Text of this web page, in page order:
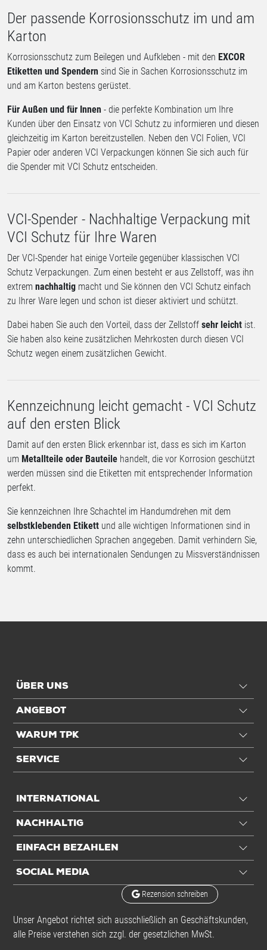
Der passende Korrosionsschutz im und am
Karton
Korrosionsschutz zum Beilegen und Aufkleben - mit den EXCOR
Etiketten und Spendern sind Sie in Sachen Korrosionsschutz im
und am Karton bestens gerüstet.
Für Außen und für Innen - die perfekte Kombination um Ihre
Kunden über den Einsatz von VCI Schutz zu informieren und diesen
gleichzeitig im Karton bereitzustellen. Neben den VCI Folien, VCI
Papier oder anderen VCI Verpackungen können Sie sich auch für
die Spender mit VCI Schutz entscheiden.
VCI-Spender - Nachhaltige Verpackung mit
VCI Schutz für Ihre Waren
Der VCI-Spender hat einige Vorteile gegenüber klassischen VCI
Schutz Verpackungen. Zum einen besteht er aus Zellstoff, was ihn
extrem nachhaltig macht und Sie können den VCI Schutz einfach
zu Ihrer Ware legen und schon ist dieser aktiviert und schützt.
Dabei haben Sie auch den Vorteil, dass der Zellstoff sehr leicht ist.
Sie haben also keine zusätzlichen Mehrkosten durch diesen VCI
Schutz wegen einem zusätzlichen Gewicht.
Kennzeichnung leicht gemacht - VCI Schutz
auf den ersten Blick
Damit auf den ersten Blick erkennbar ist, dass es sich im Karton
um Metallteile oder Bauteile handelt, die vor Korrosion geschützt
werden müssen sind die Etiketten mit entsprechender Information
perfekt.
Sie kennzeichnen Ihre Schachtel im Handumdrehen mit dem
selbstklebenden Etikett und alle wichtigen Informationen sind in
zehn unterschiedlichen Sprachen angegeben. Damit verhindern Sie,
dass es auch bei internationalen Sendungen zu Missverständnissen
kommt.
ÜBER UNS
ANGEBOT
WARUM TPK
SERVICE
INTERNATIONAL
NACHHALTIG
EINFACH BEZAHLEN
SOCIAL MEDIA
Rezension schreiben
Unser Angebot richtet sich ausschließlich an Geschäftskunden,
alle Preise verstehen sich zzgl. der gesetzlichen MwSt.